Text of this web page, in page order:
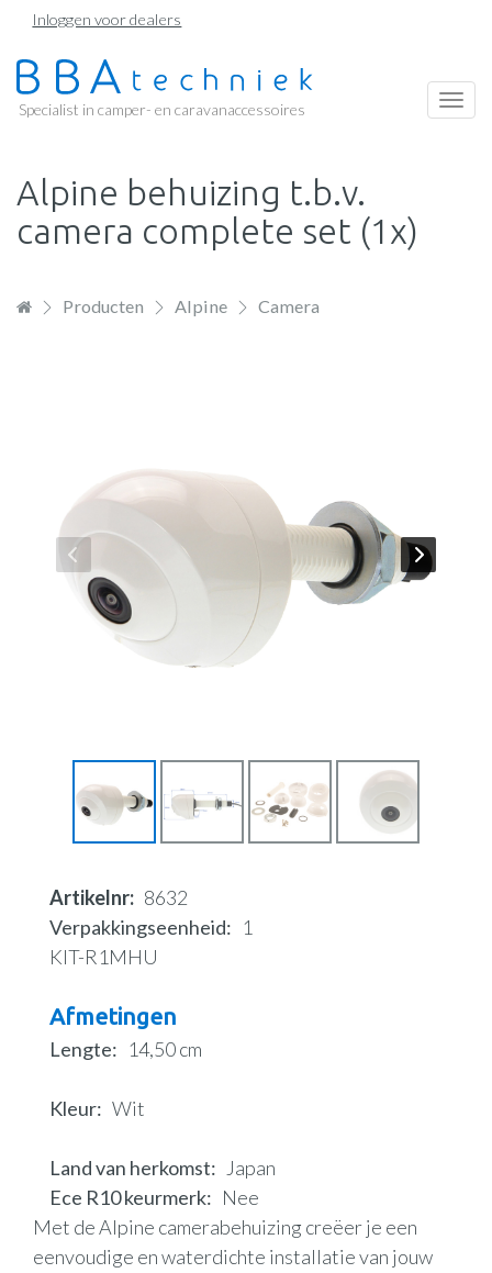
Overslaan
naar
de
Inloggen voor dealers
Specialist in camper- en caravanaccessoires
Alpine behuizing t.b.v.
camera complete set (1x)
Producten Alpine Camera
Artikelnr
8632
Verpakkingseenheid
1
KIT-R1MHU
Afmetingen
Lengte 14,50 cm
Kleur Wit
Land van herkomst
Japan
Ece R10 keurmerk
Nee
Met de Alpine camerabehuizing creëer je een
eenvoudige en waterdichte installatie van jouw